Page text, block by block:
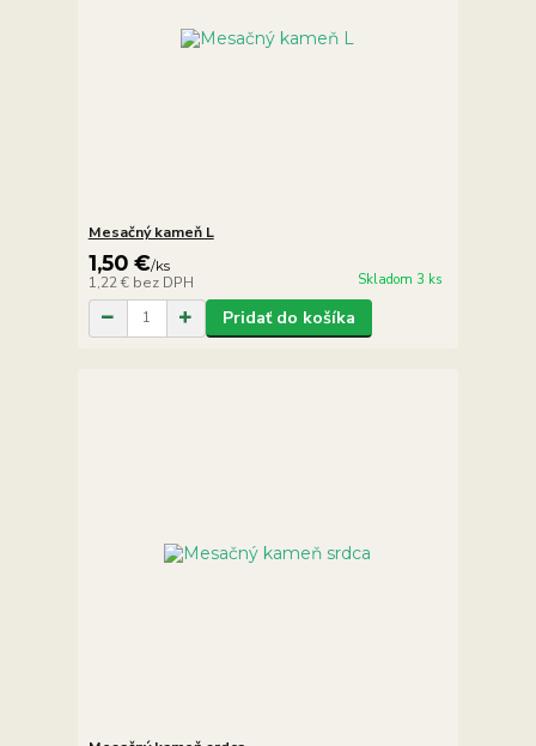
Mesačný kameň L
1,50 €/ks
1,22 € bez DPH Skladom 3 ks
Pridať do košíka